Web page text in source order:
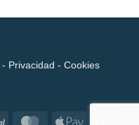
- Privacidad - Cookies
PayPal MasterCardApple